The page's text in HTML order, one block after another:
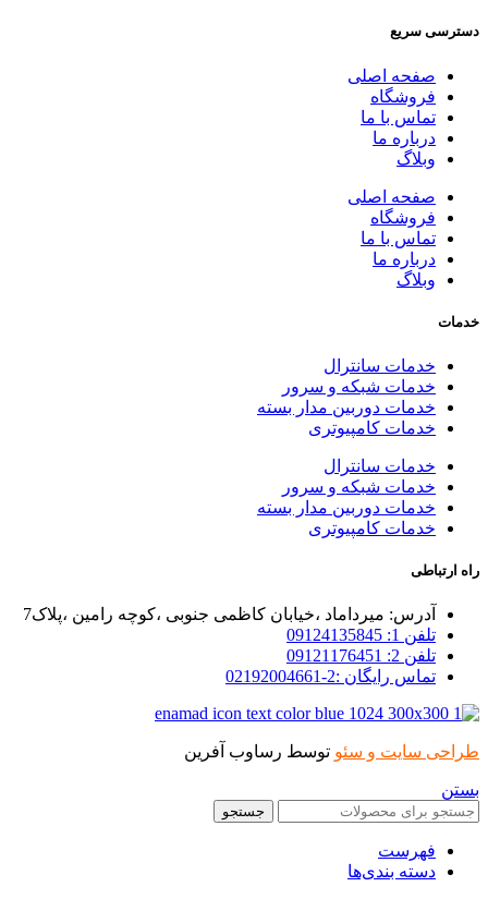
دسترسی سریع
صفحه اصلی
فروشگاه
تماس با ما
درباره ما
وبلاگ
صفحه اصلی
فروشگاه
تماس با ما
درباره ما
وبلاگ
خدمات
خدمات سانترال
خدمات شبکه و سرور
خدمات دوربین مدار بسته
خدمات کامپیوتری
خدمات سانترال
خدمات شبکه و سرور
خدمات دوربین مدار بسته
خدمات کامپیوتری
راه ارتباطی
آدرس: میرداماد ،خیابان کاظمی جنوبی ،کوچه رامین ،پلاک7
تلفن 1: 09124135845
تلفن 2: 09121176451
تماس رایگان :2-02192004661
طراحی سایت و سئو توسط رساوب آفرین
بستن
جستجو
فهرست
دسته بندی‌ها